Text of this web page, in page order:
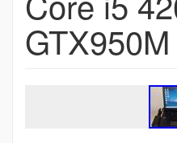
GTX950M